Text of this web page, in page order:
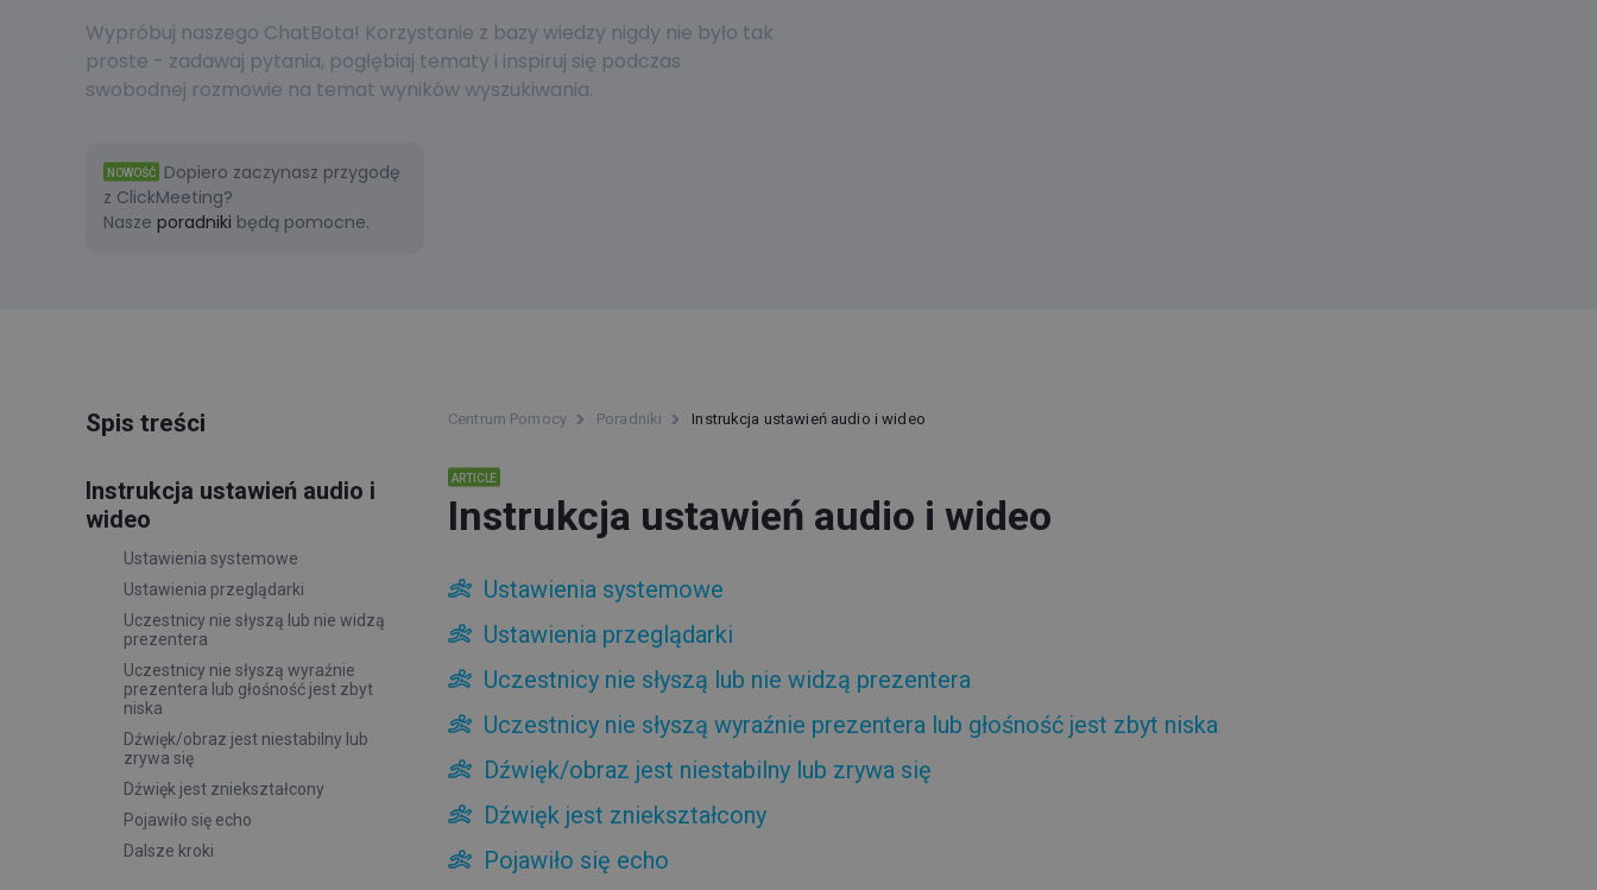
Wypróbuj naszego ChatBota! Korzystanie z bazy wiedzy nigdy nie było tak
proste - zadawaj pytania, pogłębiaj tematy i inspiruj się podczas
swobodnej rozmowie na temat wyników wyszukiwania.
NOWOŚĆ
Dopiero zaczynasz przygodę
z ClickMeeting?
Nasze poradniki będą pomocne.
Spis treści
Instrukcja ustawień audio i
wideo
Ustawienia systemowe
Ustawienia przeglądarki
Uczestnicy nie słyszą lub nie widzą
prezentera
Uczestnicy nie słyszą wyraźnie
prezentera lub głośność jest zbyt
niska
Dźwięk/obraz jest niestabilny lub
zrywa się
Dźwięk jest zniekształcony
Pojawiło się echo
Dalsze kroki
Centrum Pomocy Poradniki Instrukcja ustawień audio i wideo
ARTICLE
Instrukcja ustawień audio i wideo
Ustawienia systemowe
Ustawienia przeglądarki
Uczestnicy nie słyszą lub nie widzą prezentera
Uczestnicy nie słyszą wyraźnie prezentera lub głośność jest zbyt niska
Dźwięk/obraz jest niestabilny lub zrywa się
Dźwięk jest zniekształcony
Pojawiło się echo